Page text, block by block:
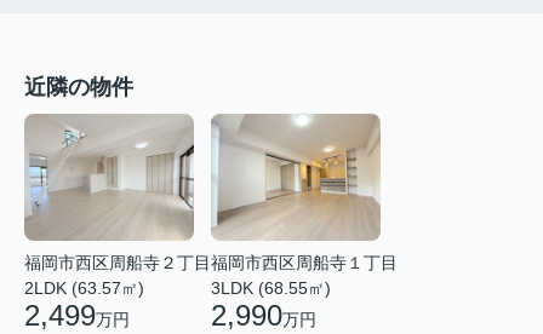
近隣の物件
福岡市西区周船寺２丁目
2LDK (63.57㎡)
2,499万円
福岡市西区周船寺１丁目
3LDK (68.55㎡)
2,990万円